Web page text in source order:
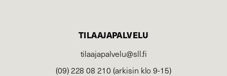
TILAAJAPALVELU
tilaajapalvelu@sll.fi
(09) 228 08 210 (arkisin klo 9-15)